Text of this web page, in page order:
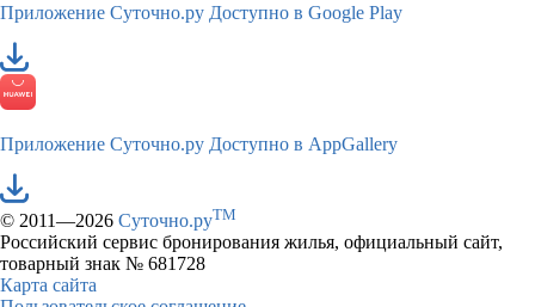
Приложение Суточно.ру Доступно в Google Play
Приложение Суточно.ру Доступно в AppGallery
© 2011—2026 Суточно.руTM
Российский сервис бронирования жилья, официальный сайт,
товарный знак № 681728
Карта сайта